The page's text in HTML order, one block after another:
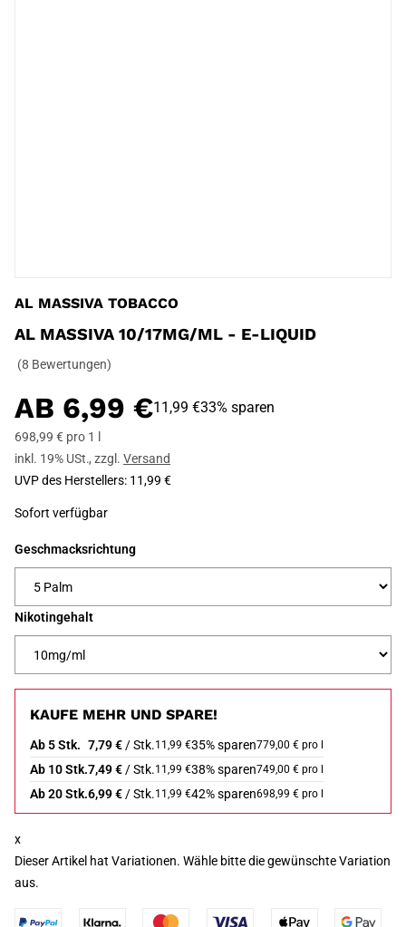
AL MASSIVA TOBACCO
AL MASSIVA 10/17MG/ML - E-LIQUID
(8 Bewertungen)
AB 6,99 €11,99 €33% sparen
698,99 € pro 1 l
inkl. 19% USt., zzgl. Versand
UVP des Herstellers: 11,99 €
Sofort verfügbar
Geschmacksrichtung
Nikotingehalt
KAUFE MEHR UND SPARE!
Ab 5 Stk. 7,79 € / Stk.11,99 €35% sparen779,00 € pro l
Ab 10 Stk.7,49 € / Stk.11,99 €38% sparen749,00 € pro l
Ab 20 Stk.6,99 € / Stk.11,99 €42% sparen698,99 € pro l
x
Dieser Artikel hat Variationen. Wähle bitte die gewünschte Variation
aus.